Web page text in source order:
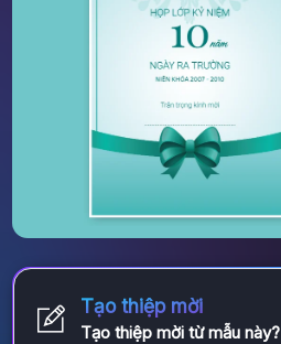
Tạo thiệp mời
Tạo thiệp mời từ mẫu này?